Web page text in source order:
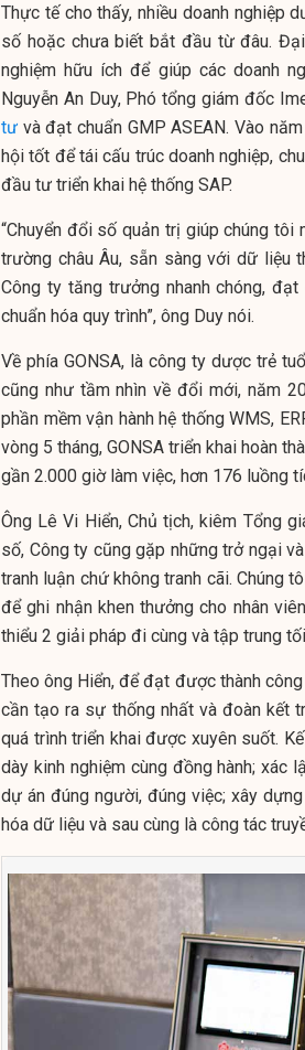
Thực tế cho thấy, nhiều doanh nghiệp
số hoặc chưa biết bắt đầu từ đâu.
nghiệm hữu ích để giúp các doanh
Nguyễn An Duy, Phó tổng giám đốc
tư và đạt chuẩn GMP ASEAN. Vào
hội tốt để tái cấu trúc doanh nghiệp,
đầu tư triển khai hệ thống SAP.
“Chuyển đổi số quản trị giúp chúng
trường châu Âu, sẵn sàng với dữ liệu
Công ty tăng trưởng nhanh chóng,
chuẩn hóa quy trình”, ông Duy nói.
Về phía GONSA, là công ty dược trẻ
cũng như tầm nhìn về đổi mới, năm
phần mềm vận hành hệ thống WMS,
vòng 5 tháng, GONSA triển khai hoàn
gần 2.000 giờ làm việc, hơn 176 luồng
Ông Lê Vi Hiển, Chủ tịch, kiêm Tổng
số, Công ty cũng gặp những trở ngại
tranh luận chứ không tranh cãi. Chúng
để ghi nhận khen thưởng cho nhân
thiểu 2 giải pháp đi cùng và tập trung
Theo ông Hiển, để đạt được thành
cần tạo ra sự thống nhất và đoàn kết
quá trình triển khai được xuyên suốt.
dày kinh nghiệm cùng đồng hành;
dự án đúng người, đúng việc; xây
hóa dữ liệu và sau cùng là công tác